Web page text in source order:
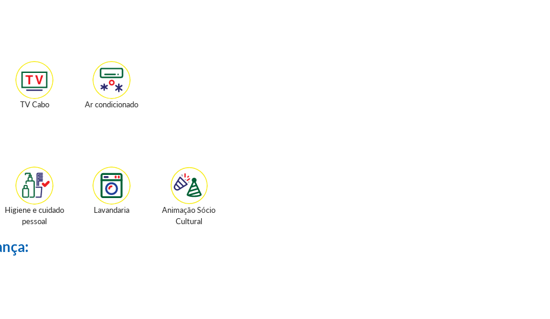
TV Cabo Ar condicionado
Higiene e cuidado
pessoal
Lavandaria
Animação Sócio
Cultural